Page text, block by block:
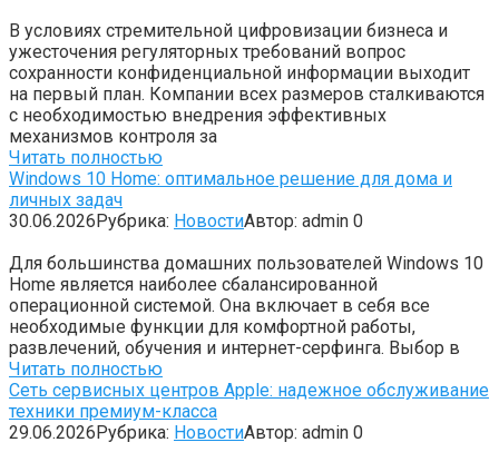
В условиях стремительной цифровизации бизнеса и
ужесточения регуляторных требований вопрос
сохранности конфиденциальной информации выходит
на первый план. Компании всех размеров сталкиваются
с необходимостью внедрения эффективных
механизмов контроля за
Читать полностью
Windows 10 Home: оптимальное решение для дома и
личных задач
30.06.2026Рубрика: НовостиАвтор: admin 0
Для большинства домашних пользователей Windows 10
Home является наиболее сбалансированной
операционной системой. Она включает в себя все
необходимые функции для комфортной работы,
развлечений, обучения и интернет-серфинга. Выбор в
Читать полностью
Сеть сервисных центров Apple: надежное обслуживание
техники премиум-класса
29.06.2026Рубрика: НовостиАвтор: admin 0